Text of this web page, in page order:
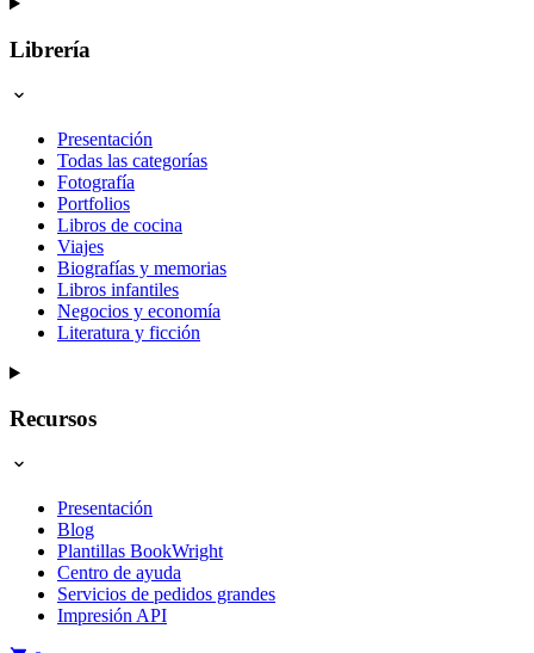
Librería
Presentación
Todas las categorías
Fotografía
Portfolios
Libros de cocina
Viajes
Biografías y memorias
Libros infantiles
Negocios y economía
Literatura y ficción
Recursos
Presentación
Blog
Plantillas BookWright
Centro de ayuda
Servicios de pedidos grandes
Impresión API